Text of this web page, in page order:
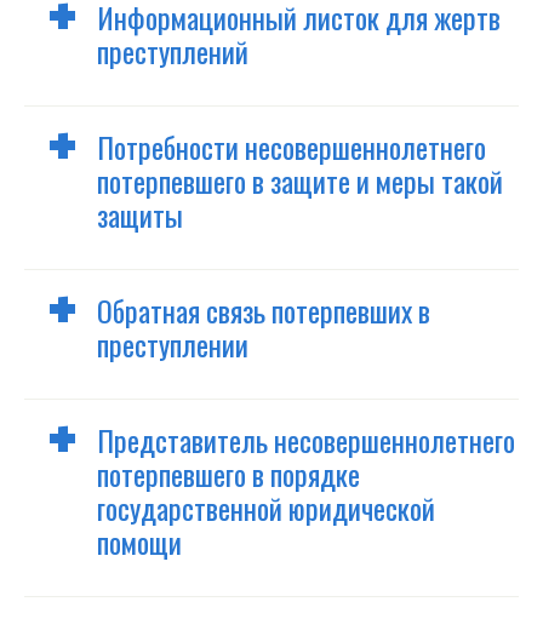
Информационный листок для жертв
преступлений
Потребности несовершеннолетнего
потерпевшего в защите и меры такой
защиты
Обратная связь потерпевших в
преступлении
Представитель несовершеннолетнего
потерпевшего в порядке
государственной юридической
помощи